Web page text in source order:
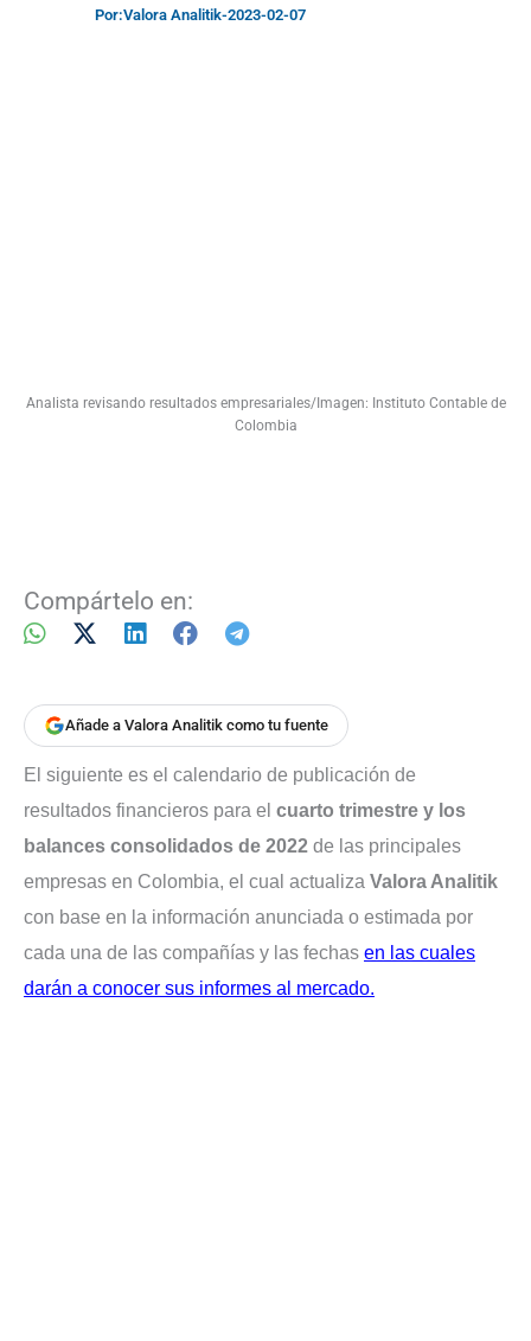
Por:Valora Analitik-2023-02-07
Analista revisando resultados empresariales/Imagen: Instituto Contable de
Colombia
Compártelo en:
Añade a Valora Analitik como tu fuente
El siguiente es el calendario de publicación de
resultados financieros para el cuarto trimestre y los
balances consolidados de 2022 de las principales
empresas en Colombia, el cual actualiza Valora Analitik
con base en la información anunciada o estimada por
cada una de las compañías y las fechas en las cuales
darán a conocer sus informes al mercado.